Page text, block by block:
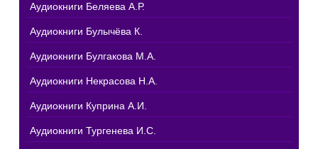
Аудиокниги Беляева А.Р.
Аудиокниги Булычёва К.
Аудиокниги Булгакова М.А.
Аудиокниги Некрасова Н.А.
Аудиокниги Куприна А.И.
Аудиокниги Тургенева И.С.